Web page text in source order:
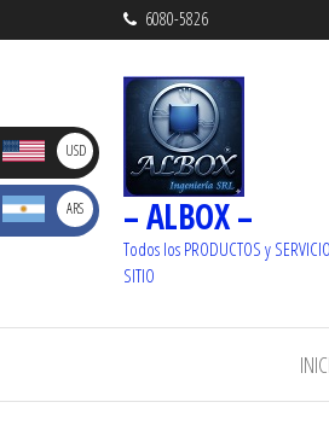
6080-5826
– ALBOX –
Todos los PRODUCTOS y
SITIO
USD
_ U$S
ARS